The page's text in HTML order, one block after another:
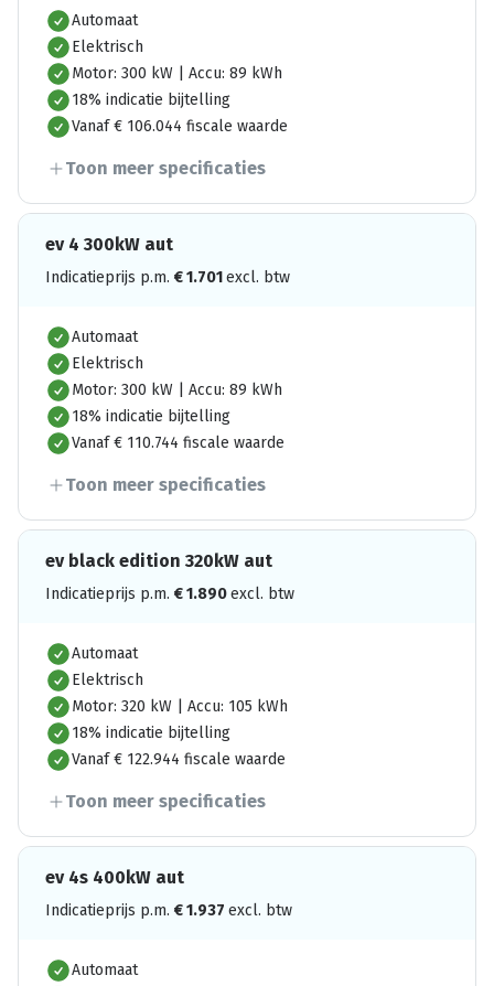
Automaat
Elektrisch
Motor: 300 kW | Accu: 89 kWh
18% indicatie bijtelling
Vanaf € 106.044 fiscale waarde
Toon meer specificaties
ev 4 300kW aut
Indicatieprijs p.m. €1.701excl. btw
Automaat
Elektrisch
Motor: 300 kW | Accu: 89 kWh
18% indicatie bijtelling
Vanaf € 110.744 fiscale waarde
Toon meer specificaties
ev black edition 320kW aut
Indicatieprijs p.m. €1.890excl. btw
Automaat
Elektrisch
Motor: 320 kW | Accu: 105 kWh
18% indicatie bijtelling
Vanaf € 122.944 fiscale waarde
Toon meer specificaties
ev 4s 400kW aut
Indicatieprijs p.m. €1.937 excl. btw
Automaat